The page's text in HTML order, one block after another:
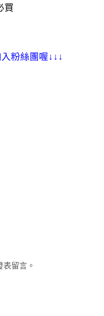
買
粉絲團喔↓ ↓ ↓
表留言。